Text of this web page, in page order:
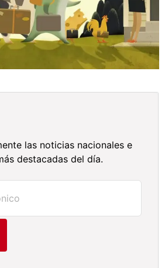
las noticias nacionales e
destacadas del día.